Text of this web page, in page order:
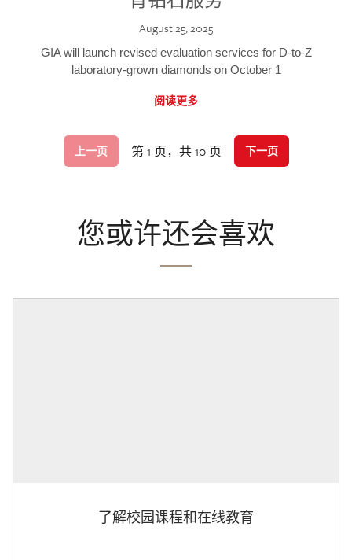
August 25, 2025
GIA will launch revised evaluation services for D-to-Z
laboratory-grown diamonds on October 1
阅读更多
上一页 第 1 页，共 10 页 下一页
您或许还会喜欢
了解校园课程和在线教育